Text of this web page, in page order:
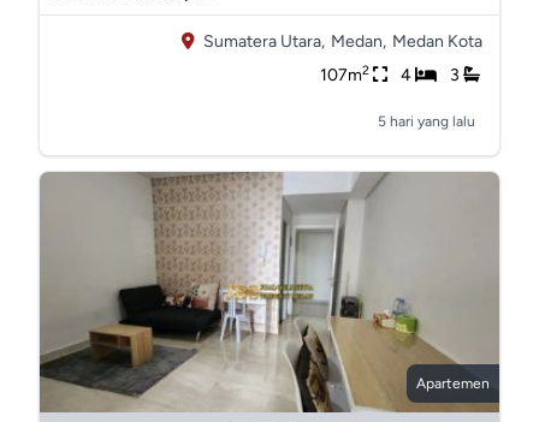
Sumatera Utara, Medan, Medan Kota
107m2 4 3
5 hari yang lalu
Apartemen